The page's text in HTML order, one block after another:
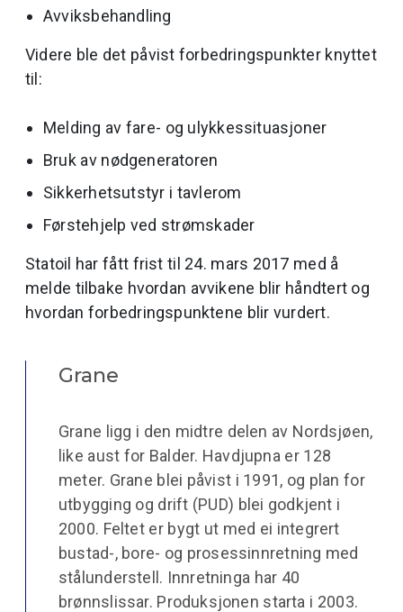
Avviksbehandling
Videre ble det påvist forbedringspunkter knyttet
til:
Melding av fare- og ulykkessituasjoner
Bruk av nødgeneratoren
Sikkerhetsutstyr i tavlerom
Førstehjelp ved strømskader
Statoil har fått frist til 24. mars 2017 med å
melde tilbake hvordan avvikene blir håndtert og
hvordan forbedringspunktene blir vurdert.
Grane
Grane ligg i den midtre delen av Nordsjøen,
like aust for Balder. Havdjupna er 128
meter. Grane blei påvist i 1991, og plan for
utbygging og drift (PUD) blei godkjent i
2000. Feltet er bygt ut med ei integrert
bustad-, bore- og prosessinnretning med
stålunderstell. Innretninga har 40
brønnslissar. Produksjonen starta i 2003.